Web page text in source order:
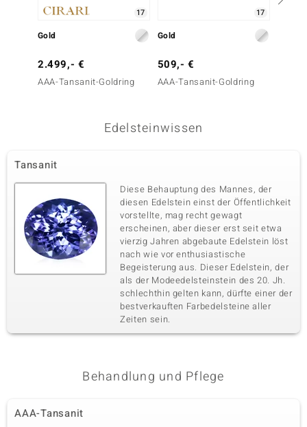
17
Gold
2.499,- €
AAA-Tansanit-Goldring
17
Gold
509,- €
AAA-Tansanit-Goldring
Edelsteinwissen
Tansanit
Diese Behauptung des Mannes, der
diesen Edelstein einst der Öffentlichkeit
vorstellte, mag recht gewagt
erscheinen, aber dieser erst seit etwa
vierzig Jahren abgebaute Edelstein löst
nach wie vor enthusiastische
Begeisterung aus. Dieser Edelstein, der
als der Modeedelsteinstein des 20. Jh.
schlechthin gelten kann, dürfte einer der
bestverkauften Farbedelsteine aller
Zeiten sein.
Behandlung und Pflege
AAA-Tansanit